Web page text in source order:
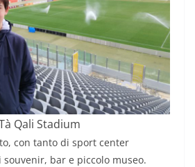
Qali Stadium
con tanto di sport center
souvenir, bar e piccolo museo.